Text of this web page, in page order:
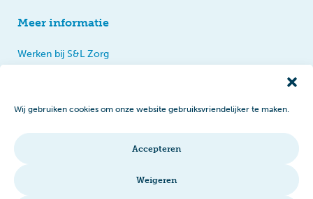
Wij gebruiken cookies om onze website gebruiksvriendelijker te maken.
Accepteren
Weigeren
Meer informatie
Werken bij S&L Zorg
Intranet